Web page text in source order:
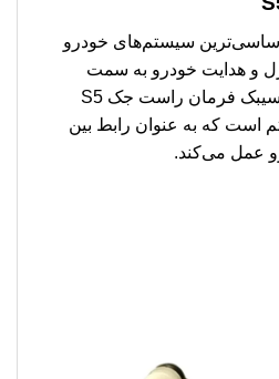
سیستم‌های خودرو
و هدایت خودرو به سمت
مورد نظر راننده است. سیبک فرمان راست جک S5
است که به عنوان رابط بین
عمل می‌کند.